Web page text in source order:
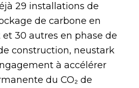
29 installations de
de carbone en
30 autres en phase de
construction, neustark
à accélérer
du CO₂ de